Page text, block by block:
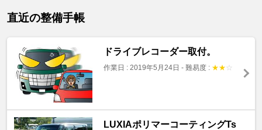
直近の整備手帳
ドライブレコーダー取付。
作業日 : 2019年5月24日 - 難易度 : ★★ ☆
LUXIAポリマーコーティングTs